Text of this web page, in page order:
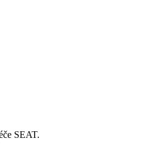
SEAT.